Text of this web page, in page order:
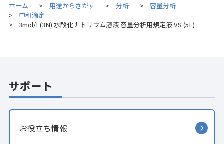
ホーム > 用途からさがす > 分析 > 容量分析
> 中和滴定
> 3mol/L(3N) 水酸化ナトリウム溶液 容量分析用規定液 VS (5L)
サポート
お役立ち情報